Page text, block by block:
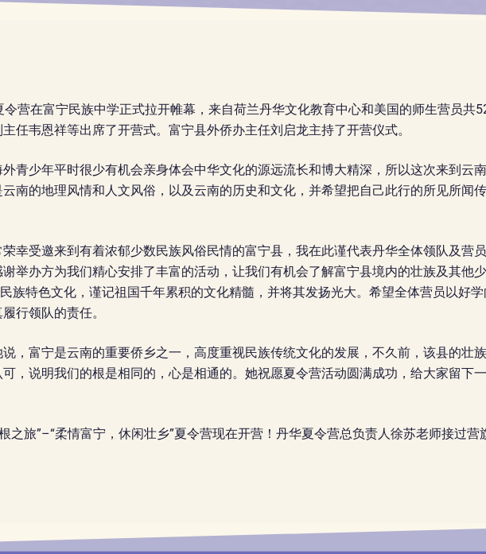
营在富宁民族中学正式拉开帷幕， 来自荷兰丹华文化教育中心和美国的师生营员共
任韦恩祥等出席了开营式。富宁县外侨办主任刘启龙主持了开营仪式。
青少年平时很少有机会亲身体会中华文化的源远流长和博大精深，所以这次来到云
南的地理风情和人文风俗，以及云南的历史和文化，并希望把自己此行的所见所闻
幸受邀来到有着浓郁少数民族风俗民情的富宁县，我在此谨代表丹华全体领队及营
举办方为我们精心安排了丰富的活动，让我们有机会了解富宁县境内的壮族及其他
族特色文化，谨记祖国千年累积的文化精髓，并将其发扬光大。希望全体营员以好
行领队的责任。
，富宁是云南的重要侨乡之一，高度重视民族传统文化的发展，不久前，该县的壮
，说明我们的根是相同的，心是相通的。她祝愿夏令营活动圆满成功，给大家留下
旅”–“柔情富宁，休闲壮乡”夏令营现在开营！丹华夏令营总负责人徐苏老师接过营